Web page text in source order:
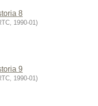
8
, 1990-01)
9
, 1990-01)